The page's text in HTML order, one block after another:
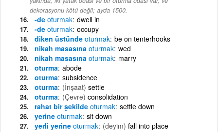
dekorasyonu kötü değil; ayda 1500.
-de oturmak dwell in
-de oturmak occupy
diken üstünde oturmak be on tenterhooks
nikah masasına oturmak wed
nikah masasına oturmak marry
oturma abode
oturma subsidence
oturma (İnşaat) settle
oturma (Çevre) consolidation
rahat bir şekilde oturmak settle down
yerine oturmak sit down
yerli yerine oturmak (deyim) fall into place